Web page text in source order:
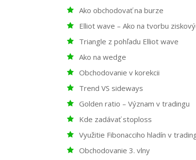
Ako obchodovať na burze
Elliot wave – Ako na tvorbu
Triangle z pohľadu Elliot wave
Ako na wedge
Obchodovanie v korekcii
Trend VS sideways
Golden ratio – Význam v tradingu
Kde zadávať stoploss
Využitie Fibonacciho hladín v
Obchodovanie 3. vlny